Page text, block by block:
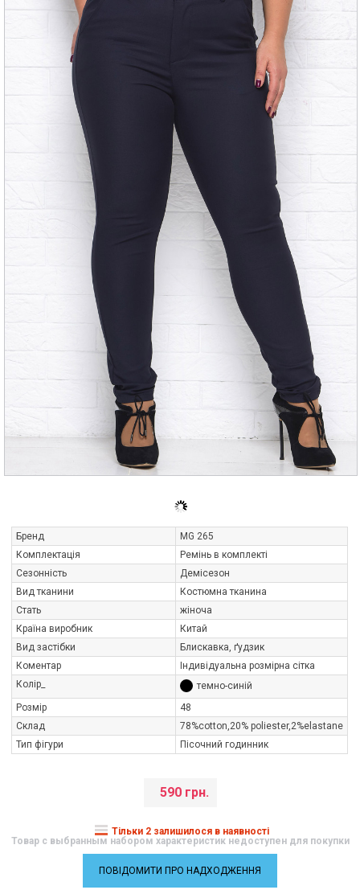
Бренд
MG 265
Комплектація
Ремінь в комплекті
Сезонність
Демісезон
Вид тканини
Костюмна тканина
Стать
жіноча
Країна виробник
Китай
Вид застібки
Блискавка, ґудзик
Коментар
Індивідуальна розмірна сітка
Колір_
темно-синій
Розмір
48
Склад
78%cotton,20% poliester,2%elastane
Тип фігури
Пісочний годинник
590 грн.
Тільки 2 залишилося в наявності
Товар с выбранным набором характеристик недоступен для покупки
ПОВІДОМИТИ ПРО НАДХОДЖЕННЯ